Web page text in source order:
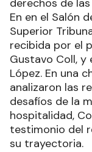
derechos de
En en el Salón
Superior
recibida por el
Gustavo Coll, y
López. En una
analizaron las
desafíos de la
hospitalidad,
testimonio del
su trayectoria.